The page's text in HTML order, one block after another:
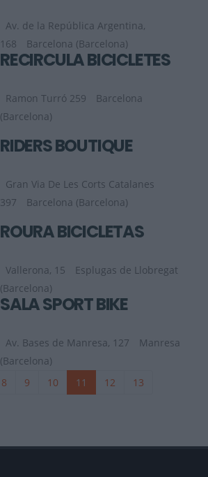
Av. de la República Argentina,
168
Barcelona (Barcelona)
RECIRCULA BICICLETES
Ramon Turró 259
Barcelona
(Barcelona)
RIDERS BOUTIQUE
Gran Via De Les Corts Catalanes
397
Barcelona (Barcelona)
ROURA BICICLETAS
Vallerona, 15
Esplugas de Llobregat
(Barcelona)
SALA SPORT BIKE
Av. Bases de Manresa, 127
Manresa
(Barcelona)
8 9 10 11 12 13